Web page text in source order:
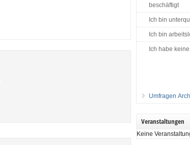
beschäftigt
Ich bin
Ich bin
Ich habe
Umfragen
Veranstaltungen
Keine